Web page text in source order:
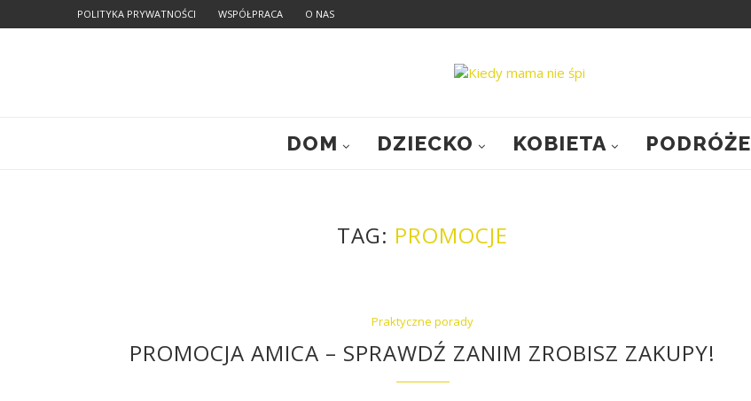
POLITYKA PRYWATNOŚCI WSPÓŁPRACA O NAS
DOM DZIECKO KOBIETA PODRÓŻE
TAG: PROMOCJE
Praktyczne porady
PROMOCJA AMICA – SPRAWDŹ ZANIM ZROBISZ ZAKUPY!